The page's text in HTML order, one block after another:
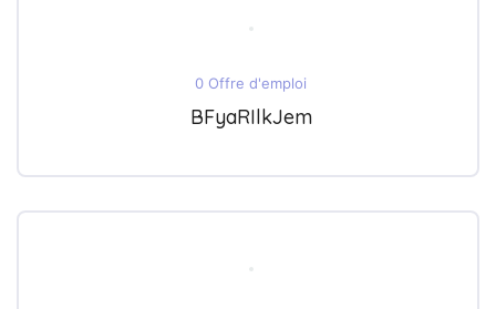
0 Offre d'emploi
BFyaRIlkJem